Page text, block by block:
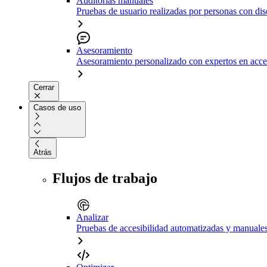
Pruebas de usuario realizadas por personas con
Asesoramiento
Asesoramiento personalizado con expertos en
Cerrar
Casos de uso
Atrás
Flujos de trabajo
Analizar
Pruebas de accesibilidad automatizadas y